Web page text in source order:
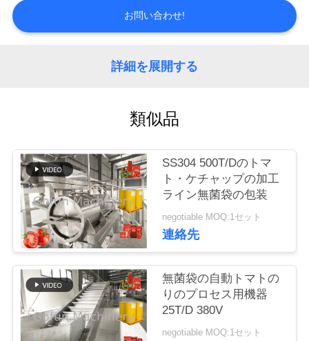
私
達
て
旅
お問い合わせ!
詳細を展開する
類似品
SS304 500T/Dのトマ
ト・ケチャップの加工
ライン無菌袋の包装
negotiable MOQ:1セット
連絡先
無菌袋の自動トマトの
りのプロセス用機器
25T/D 380V
negotiable MOQ:1セット